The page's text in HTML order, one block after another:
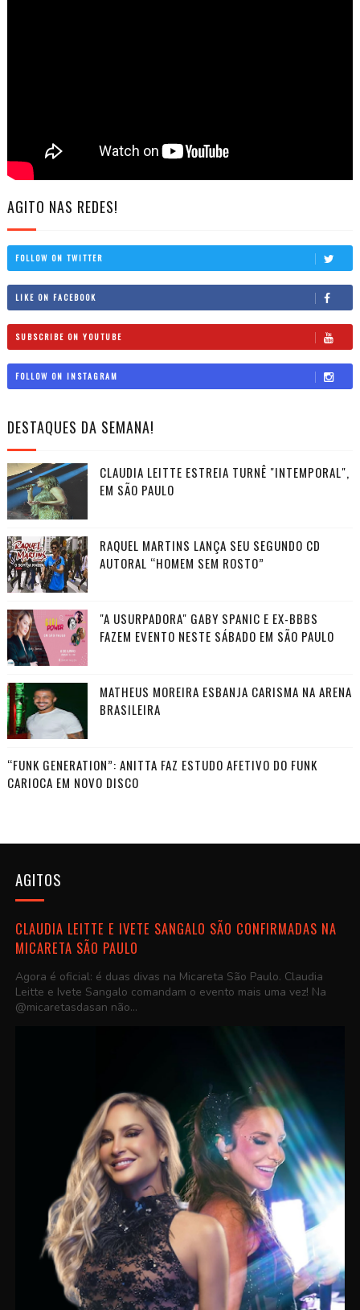
AGITO NAS REDES!
FOLLOW ON TWITTER
LIKE ON FACEBOOK
SUBSCRIBE ON YOUTUBE
FOLLOW ON INSTAGRAM
DESTAQUES DA SEMANA!
CLAUDIA LEITTE ESTREIA TURNÊ "INTEMPORAL",
EM SÃO PAULO
RAQUEL MARTINS LANÇA SEU SEGUNDO CD
AUTORAL “HOMEM SEM ROSTO”
"A USURPADORA" GABY SPANIC E EX-BBBS
FAZEM EVENTO NESTE SÁBADO EM SÃO PAULO
MATHEUS MOREIRA ESBANJA CARISMA NA ARENA
BRASILEIRA
“FUNK GENERATION”: ANITTA FAZ ESTUDO AFETIVO DO FUNK
CARIOCA EM NOVO DISCO
AGITOS
CLAUDIA LEITTE E IVETE SANGALO SÃO CONFIRMADAS NA
MICARETA SÃO PAULO
Agora é oficial: é duas divas na Micareta São Paulo. Claudia
Leitte e Ivete Sangalo comandam o evento mais uma vez! Na
@micaretasdasan não...